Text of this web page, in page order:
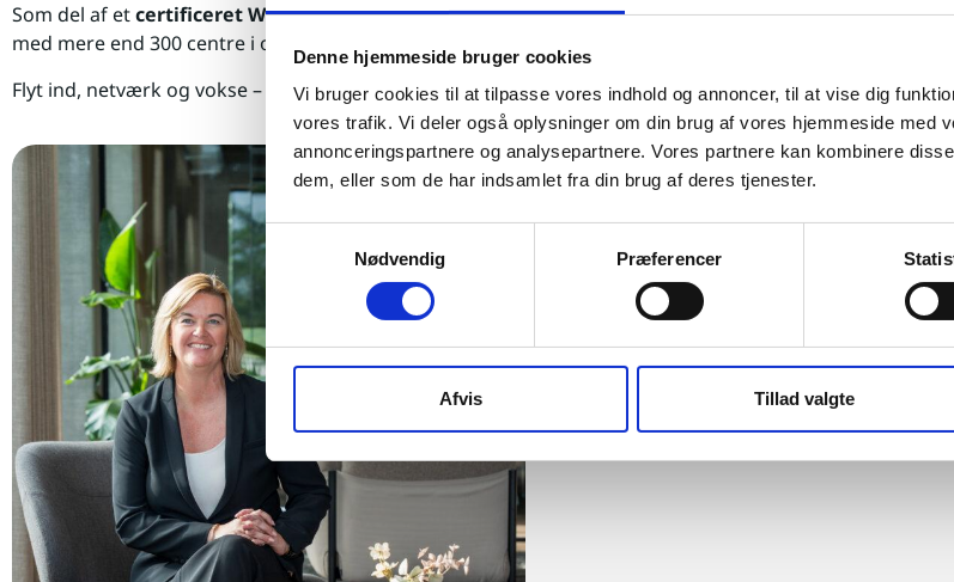
Denne hjemmeside bruger cookies
Vi bruger cookies til at tilpasse vores indhold og annoncer, til at vise dig
vores trafik. Vi deler også oplysninger om din brug af vores hjemmeside med
annonceringspartnere og analysepartnere. Vores partnere kan kombinere
dem, eller som de har indsamlet fra din brug af deres tjenester.
Samtykkevalg
Nødvendig
Præferencer
Afvis Tillad valgte
Som del af etcertificeret World Trade Centerbliver du samtidig en del af et eksklusivt, internationalt
med mere end 300 centre i over 90 lande – og får adgang til nye muligheder både i Danmark og globalt.
Flyt ind, netværk og vokse – midt i Danmarks mest inspirerende business community.
Henriette Bjerg
Persson
Direktør / CEO
hbp@wtcballerup.dk